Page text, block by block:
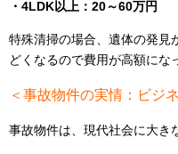
・4LDK以上：20～60万円
特殊清掃の場合、遺体の発見
どくなるので費用が高額にな
＜事故物件の実情：ビジ
事故物件は、現代社会に大き